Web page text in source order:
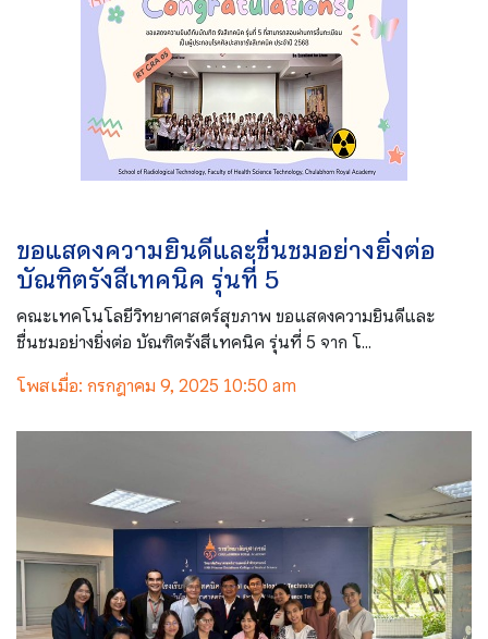
ขอแสดงความยินดีและชื่นชมอย่างยิ่งต่อ
บัณฑิตรังสีเทคนิค รุ่นที่ 5
คณะเทคโนโลยีวิทยาศาสตร์สุขภาพ ขอแสดงความยินดีและ
ชื่นชมอย่างยิ่งต่อ บัณฑิตรังสีเทคนิค รุ่นที่ 5 จาก โ...
โพสเมื่อ: กรกฎาคม 9, 2025 10:50 am